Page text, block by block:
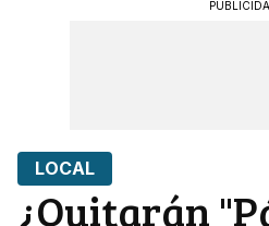
LOCAL
¿Quitarán